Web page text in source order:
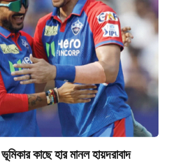
কাছে হার মানল হায়দরাবাদ